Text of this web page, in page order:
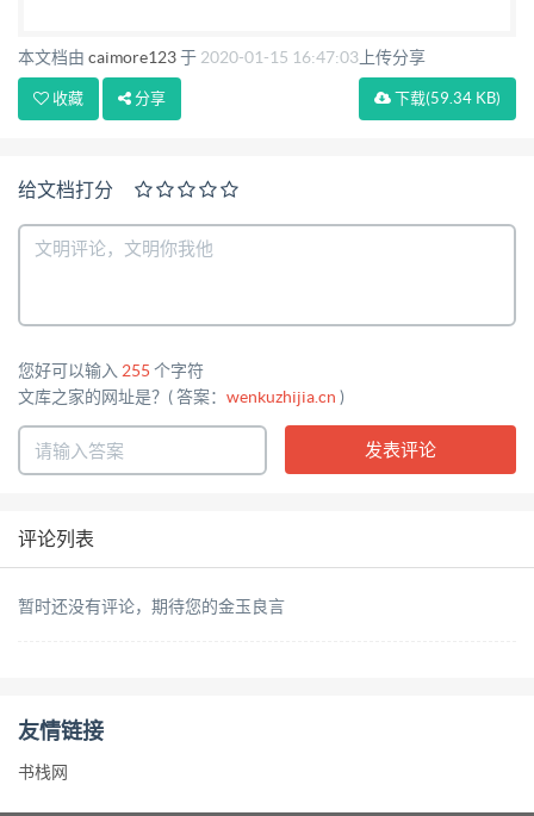
置多种打印函数， 可根据画面的大小进行任意设置打
印范围。 自定义运行菜单 力控支持用户自定义菜
上的右键菜单。配合脚本 程序与自定义菜单，可以实
控提供了完备的安全保护机制，以保证生产过程的安
长、工程师、系统管理员等多个级别，并可根据级别
的误操作。 报警和事件记录 力控在运行时自动记录
系统状态变化、操作过程等重要事件。一旦发生事
故，可就此作为分析事故原 因的依据，为实现事故追
正的分式网络系统。在工程项目中用户可以根据实际
需要，灵活地构建符合要求的网络结构， 网络中的各
个力控节点可以构建 B/S 和 C/S 等方式。 网络冗余 力
视，还能够进行控制。 开放方式 软件为开放式体系
结构，全面支持 DDE、OPC、ODBC/SQL、
本文档由 caimore123于 2020-01-15 16:47:03 上传分享
下载(59.34 KB)
收藏 分享
给文档打分
您好可以输入 255 个字符
文库之家的网址是？( 答案： wenkuzhijia.cn )
评论列表
暂时还没有评论，期待您的金玉良言
友情链接
书栈网